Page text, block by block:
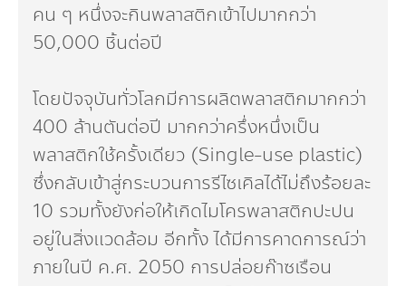
คน ๆ หนึ่งจะกินพลาสติกเข้าไปมากกว่า
50,000 ชิ้นต่อปี
โดยปัจจุบันทั่วโลกมีการผลิตพลาสติกมากกว่า
400 ล้านตันต่อปี มากกว่าครึ่งหนึ่งเป็น
พลาสติกใช้ครั้งเดียว (Single-use plastic)
ซึ่งกลับเข้าสู่กระบวนการรีไซเคิลได้ไม่ถึงร้อยละ
10 รวมทั้งยังก่อให้เกิดไมโครพลาสติกปะปน
อยู่ในสิ่งแวดล้อม อีกทั้ง ได้มีการคาดการณ์ว่า
ภายในปี ค.ศ. 2050 การปล่อยก๊าซเรือน